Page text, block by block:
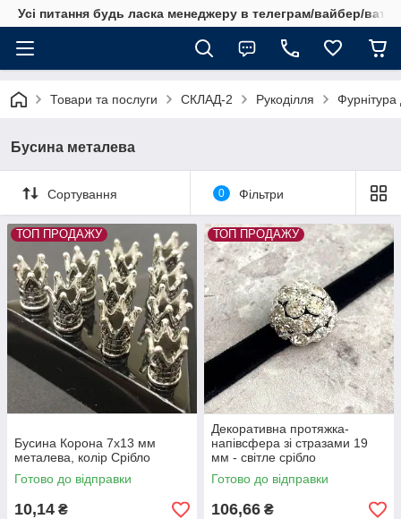
Усі питання будь ласка менеджеру в телеграм/вайбер/
Товари та послуги СКЛАД-2 Рукоділля Фурнітура
Бусина металева
Сортування 0 Фільтри
ТОП ПРОДАЖУ
Бусина Корона 7х13 мм
металева, колір Срібло
Готово до відправки
10,14 ₴
ТОП ПРОДАЖУ
Декоративна протяжка-
напівсфера зі стразами 19
мм - світле срібло
Готово до відправки
106,66 ₴